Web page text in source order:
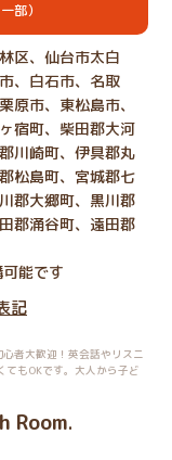
部）
区、仙台市太白
、白石市、名取
原市、東松島市、
宿町、柴田郡大河
川崎町、伊具郡丸
松島町、宮城郡七
郡大郷町、黒川郡
郡涌谷町、遠田郡
能です
記
者大歓迎！英会話やリスニ
もOKです。大人から子ど
Room.